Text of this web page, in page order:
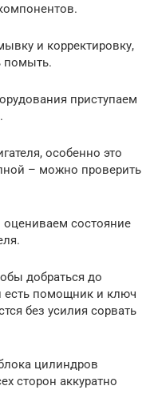
и корректировку,
помыть.
приступаем
особенно это
– можно проверить
состояние
добраться до
есть помощник и ключ
без усилия сорвать
цилиндров
сторон аккуратно